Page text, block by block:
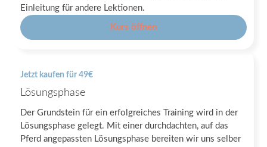
Einleitung für andere Lektionen.
Kurs öffnen
Jetzt kaufen für 49€
Lösungsphase
Der Grundstein für ein erfolgreiches Training wird in der
Lösungsphase gelegt. Mit einer durchdachten, auf das
Pferd angepassten Lösungsphase bereiten wir uns selber